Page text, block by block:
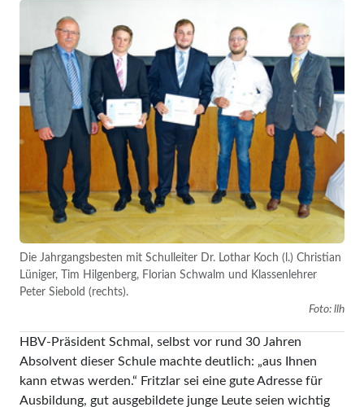
Die Jahrgangsbesten mit Schulleiter Dr. Lothar Koch (l.) Christian
Lüniger, Tim Hilgenberg, Florian Schwalm und Klassenlehrer
Peter Siebold (rechts).
Foto: llh
HBV-Präsident Schmal, selbst vor rund 30 Jahren
Absolvent dieser Schule machte deutlich: „aus Ihnen
kann etwas werden.“ Fritzlar sei eine gute Adresse für
Ausbildung, gut ausgebildete junge Leute seien wichtig